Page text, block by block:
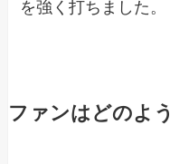
を強く打ちました。
ファンはどのよ